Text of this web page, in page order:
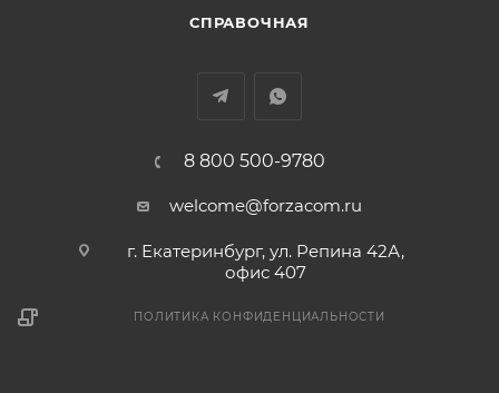
СПРАВОЧНАЯ
8 800 500-9780
welcome@forzacom.ru
г. Екатеринбург, ул. Репина 42А,
офис 407
ПОЛИТИКА КОНФИДЕНЦИАЛЬНОСТИ